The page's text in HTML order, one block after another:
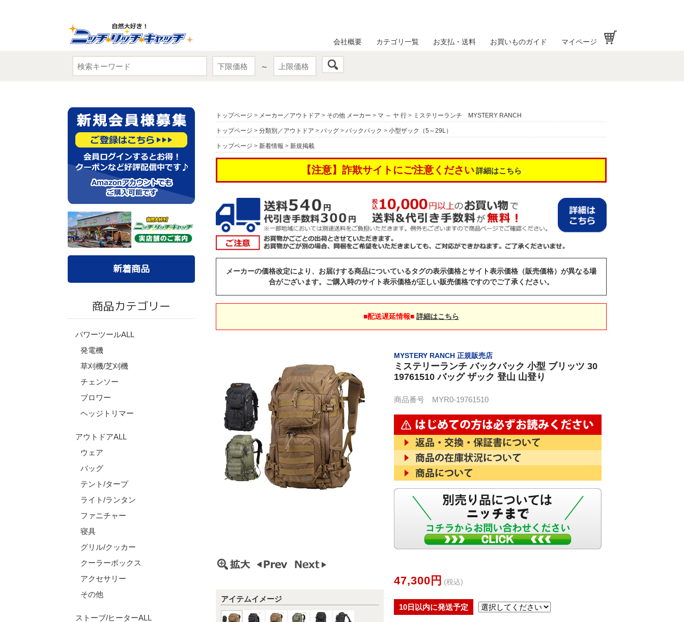
～
会社概要 カテゴリ一覧 お支払・送料 お買いものガイド マイページ
新着商品
商品カテゴリー
パワーツールALL
発電機
草刈機/芝刈機
チェンソー
ブロワー
ヘッジトリマー
アウトドアALL
ウェア
バッグ
テント/タープ
ライト/ランタン
ファニチャー
寝具
グリル/クッカー
クーラーボックス
アクセサリー
その他
ストーブ/ヒーターALL
トップページ > メーカー／アウトドア > その他 メーカー > マ ～ ヤ 行 > ミステリーランチ MYSTERY RANCH
トップページ > 分類別／アウトドア > バッグ > バックパック > 小型ザック（5～29L）
トップページ > 新着情報 > 新規掲載
【注意】詐欺サイトにご注意ください 詳細はこちら
メーカーの価格改定により、お届けする商品についているタグの表示価格とサイト表示価格（販売価格）が異なる場
合がございます。ご購入時のサイト表示価格が正しい販売価格ですのでご了承ください。
■配送遅延情報■ 詳細はこちら
MYSTERY RANCH 正規販売店
ミステリーランチ バックパック 小型 ブリッツ 30
19761510 バッグ ザック 登山 山登り
商品番号 MYR0-19761510
47,300円 (税込)
10日以内に発送予定
アイテムイメージ